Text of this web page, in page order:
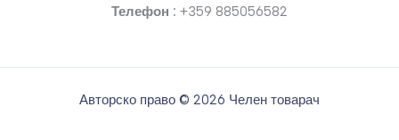
Телефон : +359 885056582
Авторско право © 2026 Челен товарач